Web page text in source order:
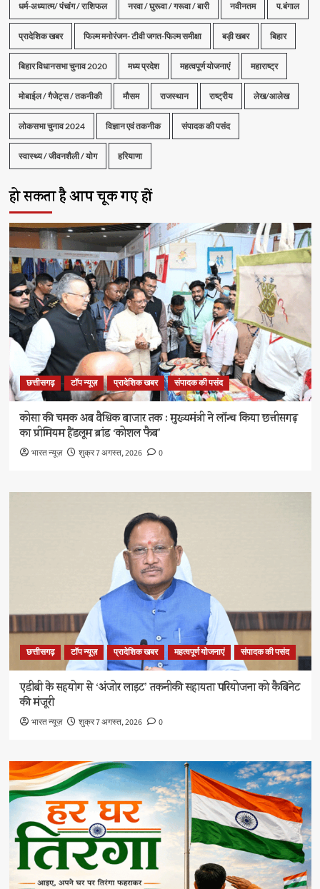
धर्म-अध्यात्म/ पंचांग / राशिफल नरवा / घुरूवा / गरूवा / बारी नवीनतम प.बंगाल
प्रादेशिक खबर फिल्म मनोरंजन- टीवी जगत-फिल्म समीक्षा बड़ी खबर बिहार
बिहार विधानसभा चुनाव 2020 मध्य प्रदेश महत्वपूर्ण योजनाएं महाराष्ट्र
मोबाईल / गैजेट्स / तकनीकी मौसम राजस्थान राष्ट्रीय लेख/आलेख
लोकसभा चुनाव 2024 विज्ञान एवं तकनीक संपादक की पसंद
स्वास्थ्य / जीवनशैली / योग हरियाणा
हो सकता है आप चूक गए हों
छत्तीसगढ़ टॉप न्यूज़ प्रादेशिक खबर संपादक की पसंद
कोसा की चमक अब वैश्विक बाजार तक : मुख्यमंत्री ने लॉन्च किया छत्तीसगढ़
का प्रीमियम हैंडलूम ब्रांड ‘कोशल फैब’
भारत न्यूज़ शुक्र 7 अगस्त, 2026 0
छत्तीसगढ़ टॉप न्यूज़ प्रादेशिक खबर महत्वपूर्ण योजनाएं संपादक की पसंद
एडीबी के सहयोग से ‘अंजोर लाइट’ तकनीकी सहायता परियोजना को कैबिनेट
की मंजूरी
भारत न्यूज़ शुक्र 7 अगस्त, 2026 0